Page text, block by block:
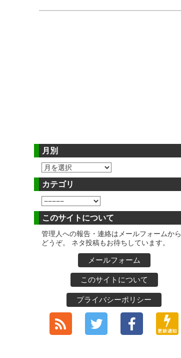
月別
カテゴリ
このサイトについて
管理人への報告・連絡はメールフォームから
どうぞ。 ネタ投稿もお待ちしています。
メールフォーム
このサイトについて
プライバシーポリシー